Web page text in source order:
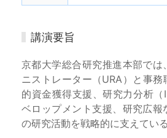
講演要旨
京都大学総合研究推進本部では
ニストレーター（URA）と事
的資金獲得支援、研究力分析（
ベロップメント支援、研究広報
の研究活動を戦略的に支えている